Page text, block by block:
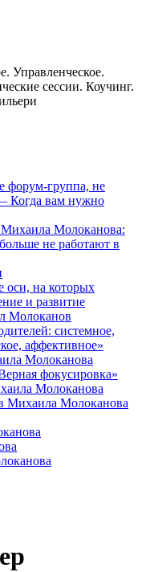
Управленческое.
сессии. Коучинг.
форум-группа, не
Когда вам нужно
Молоканова:
не работают в
оси, на которых
и развитие
Молоканов
системное,
аффективное»
Молоканова
фокусировка»
Молоканова
Михаила Молоканова